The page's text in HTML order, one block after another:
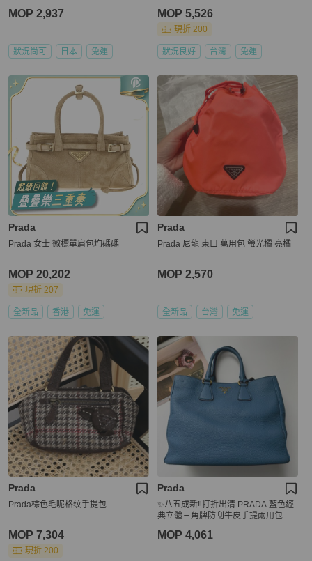
MOP 2,937
狀況尚可 日本 免運
MOP 5,526
現折 200
狀況良好 台灣 免運
Prada
Prada 女士 徽標單肩包均碼碼
MOP 20,202
現折 207
全新品 香港 免運
Prada
Prada 尼龍 束口 萬用包 螢光橘 亮橘
MOP 2,570
全新品 台灣 免運
Prada
Prada棕色毛呢格纹手提包
MOP 7,304
現折 200
Prada
✨八五成新‼️打折出清 PRADA 藍色經
典立體三角牌防刮牛皮手提兩用包
MOP 4,061